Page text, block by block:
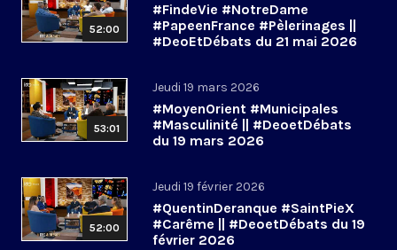
52:00
#FindeVie #NotreDame
#PapeenFrance #Pèlerinages ||
#DeoEtDébats du 21 mai 2026
53:01
Jeudi 19 mars 2026
#MoyenOrient #Municipales
#Masculinité || #DeoetDébats
du 19 mars 2026
52:00
Jeudi 19 février 2026
#QuentinDeranque #SaintPieX
#Carême || #DeoetDébats du 19
février 2026